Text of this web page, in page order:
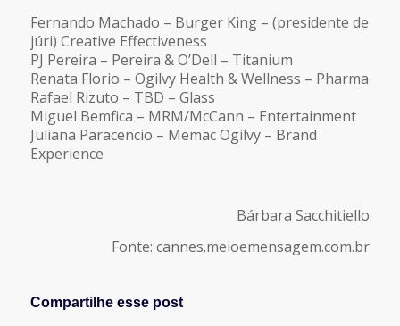
Fernando Machado – Burger King – (presidente de
júri) Creative Effectiveness
PJ Pereira – Pereira & O’Dell – Titanium
Renata Florio – Ogilvy Health & Wellness – Pharma
Rafael Rizuto – TBD – Glass
Miguel Bemfica – MRM/McCann – Entertainment
Juliana Paracencio – Memac Ogilvy – Brand
Experience
Bárbara Sacchitiello
Fonte: cannes.meioemensagem.com.br
Compartilhe esse post